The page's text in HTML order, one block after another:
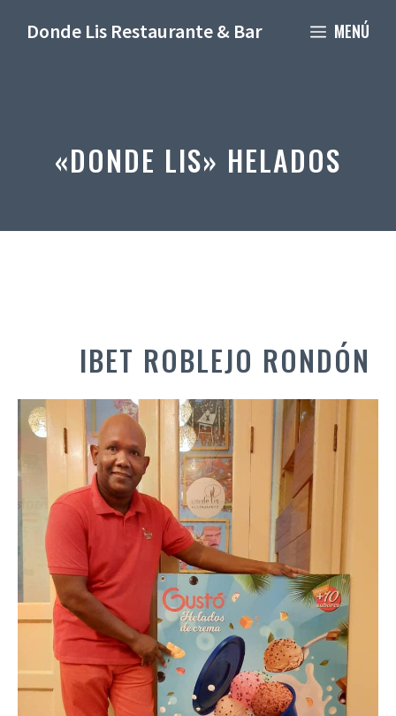
Donde Lis Restaurante & Bar MENÚ
«DONDE LIS» HELADOS
IBET ROBLEJO RONDÓN